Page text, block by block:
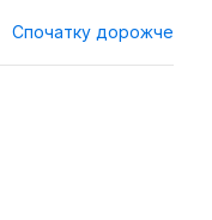
Спочатку дорожче